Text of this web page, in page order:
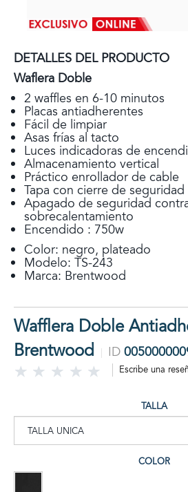
DETALLES DEL PRODUCTO
Waflera Doble
2 waffles en 6-10 minutos
Placas antiadherentes
Fácil de limpiar
Asas frías al tacto
Luces indicadoras de
Almacenamiento vertical
Práctico enrollador de cable
Tapa con cierre de seguridad
Apagado de seguridad
sobrecalentamiento
Encendido : 750w
Color: negro, plateado
Modelo: TS-243
Marca: Brentwood
Wafflera Doble
Brentwood
ID
Escribe una
TALLA
COLOR